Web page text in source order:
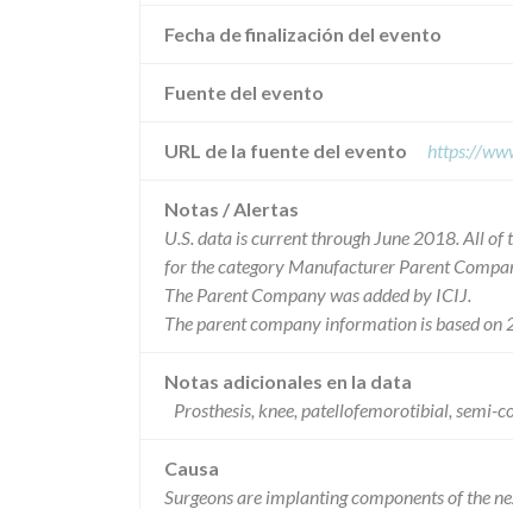
Fecha de finalización del evento
Fuente del evento
URL de la fuente del evento https://
Notas / Alertas
U.S. data is current through June 2018. All
for the category Manufacturer Parent
The Parent Company was added by ICIJ.
The parent company information is based on
Notas adicionales en la data
Prosthesis, knee, patellofemorotibial, semi-
Causa
Surgeons are implanting components of the